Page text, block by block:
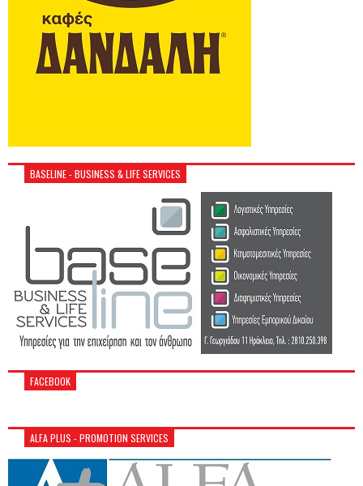
BASELINE - BUSINESS & LIFE SERVICES
FACEBOOK
ALFA PLUS - PROMOTION SERVICES